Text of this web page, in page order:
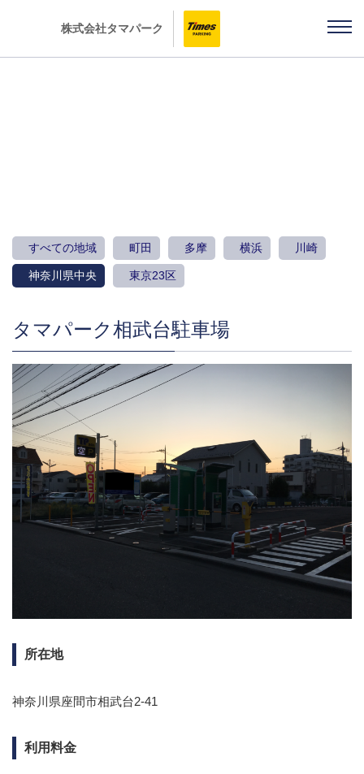
株式会社タマパーク
すべての地域 町田 多摩 横浜 川崎
神奈川県中央 東京23区
タマパーク相武台駐車場
所在地
神奈川県座間市相武台2-41
利用料金